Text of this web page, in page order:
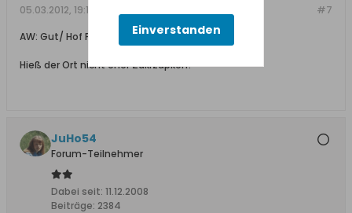
#7
05.03.2012, 19:16
AW: Gut/ Hof Pannitz?
Hieß der Ort nicht eher Zakrzapken?
JuHo54
Forum-Teilnehmer
Dabei seit: 11.12.2008
Beiträge: 2384
Einverstanden